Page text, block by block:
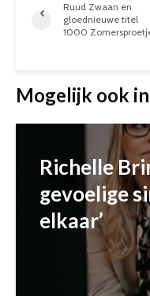
Ruud Zwaan en
gloednieuwe titel
1000
Mogelijk ook
Richelle
gevoelige
elkaar’